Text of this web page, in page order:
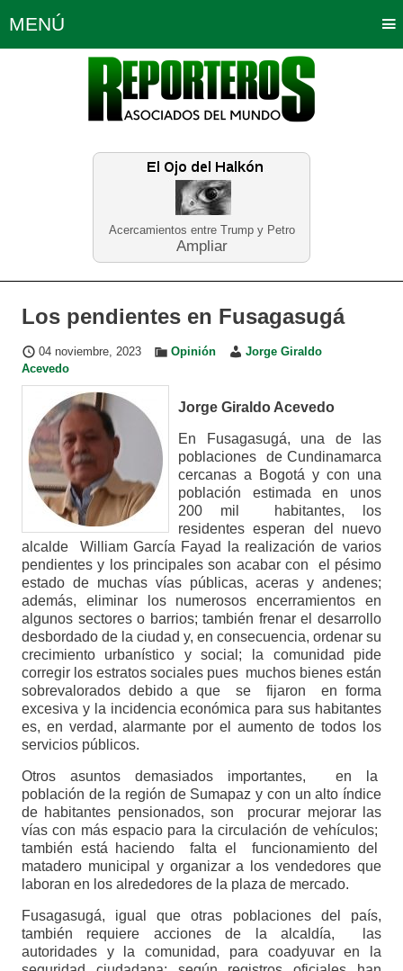
Acercamientos entre Trump y Petro
Ampliar
MENÚ
Política Opinión Bogotá
Planeta Tierra Deportes
Educación Neira
Los pendientes en Fusagasugá
04 noviembre, 2023 Opinión
Jorge Giraldo
Acevedo
Jorge Giraldo Acevedo
En Fusagasugá, una de las
poblaciones de Cundinamarca
cercanas a Bogotá y con una
población estimada en unos
200 mil habitantes, los
residentes esperan del nuevo
alcalde William García Fayad la realización de varios
pendientes y los principales son acabar con el pésimo
estado de muchas vías públicas, aceras y andenes;
además, eliminar los numerosos encerramientos en
algunos sectores o barrios; también frenar el desarrollo
desbordado de la ciudad y, en consecuencia, ordenar su
crecimiento urbanístico y social; la comunidad pide
corregir los estratos sociales pues muchos bienes están
sobrevalorados debido a que se fijaron en forma
excesiva y la incidencia económica para sus habitantes
es, en verdad, alarmante por el aumento de todos los
servicios públicos.
Otros asuntos demasiados importantes, en la
población de la región de Sumapaz y con un alto índice
de habitantes pensionados, son procurar mejorar las
vías con más espacio para la circulación de vehículos;
también está haciendo falta el funcionamiento del
matadero municipal y organizar a los vendedores que
laboran en los alrededores de la plaza de mercado.
Fusagasugá, igual que otras poblaciones del país,
también requiere acciones de la alcaldía, las
autoridades y la comunidad, para coadyuvar en la